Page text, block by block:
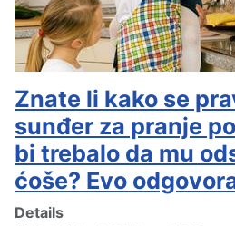
Znate li kako se
sunđer za pranje
bi trebalo da mu
ćoše? Evo
Details